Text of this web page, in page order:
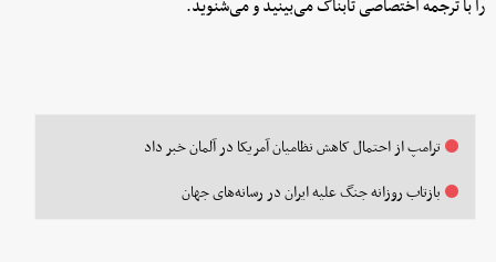
را با ترجمه اختصاصی تابناک می‌بینید و می‌شنوید.
ترامپ از احتمال کاهش نظامیان آمریکا در آلمان خبر داد
بازتاب روزانه جنگ علیه ایران در رسانه‌های جهان